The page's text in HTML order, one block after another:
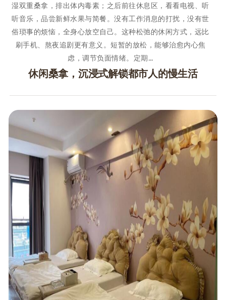
湿双重桑拿，排出体内毒素；之后前往休息区，看看电视、听
听音乐，品尝新鲜水果与简餐。没有工作消息的打扰，没有世
俗琐事的烦恼，全身心放空自己。这种松弛的休闲方式，远比
刷手机、熬夜追剧更有意义。短暂的放松，能够治愈内心焦
虑，调节负面情绪。定期…
休闲桑拿，沉浸式解锁都市人的慢生活